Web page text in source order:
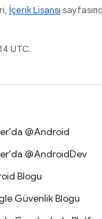
İçerik Lisansı
UTC.
@Android
@AndroidDev
Blogu
Güvenlik Blogu